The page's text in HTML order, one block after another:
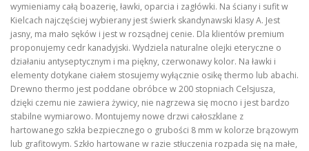
wymieniamy całą boazerię, ławki, oparcia i zagłówki. Na ściany i sufit w
Kielcach najczęściej wybierany jest świerk skandynawski klasy A. Jest
jasny, ma mało sęków i jest w rozsądnej cenie. Dla klientów premium
proponujemy cedr kanadyjski. Wydziela naturalne olejki eteryczne o
działaniu antyseptycznym i ma piękny, czerwonawy kolor. Na ławki i
elementy dotykane ciałem stosujemy wyłącznie osikę thermo lub abachi.
Drewno thermo jest poddane obróbce w 200 stopniach Celsjusza,
dzięki czemu nie zawiera żywicy, nie nagrzewa się mocno i jest bardzo
stabilne wymiarowo. Montujemy nowe drzwi całoszklane z
hartowanego szkła bezpiecznego o grubości 8 mm w kolorze brązowym
lub grafitowym. Szkło hartowane w razie stłuczenia rozpada się na małe,